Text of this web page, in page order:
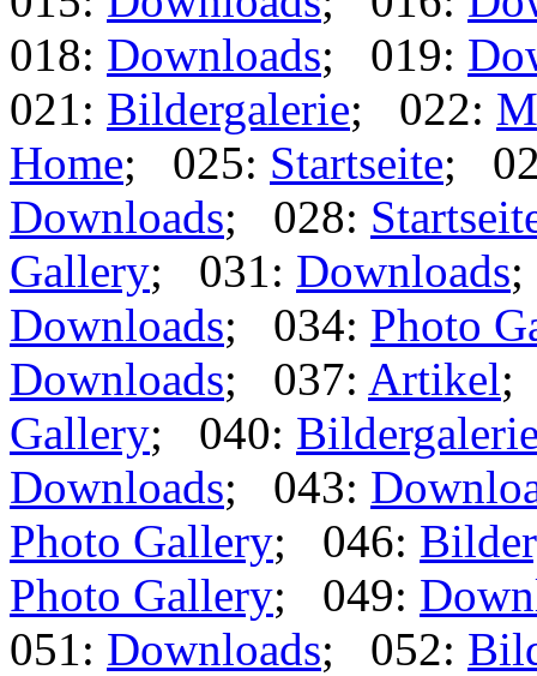
018: Downloads; 019:
021: Bildergalerie; 022:
Home; 025: Startseite;
Downloads; 028:
Gallery; 031: Downloads
Downloads; 034: Photo
Downloads; 037: Artikel;
Gallery; 040:
Downloads; 043:
Photo Gallery; 046:
Photo Gallery; 049:
051: Downloads; 052: